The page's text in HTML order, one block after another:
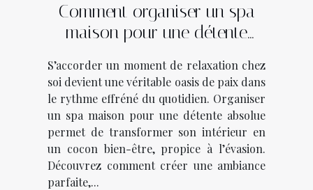
Comment organiser un spa
maison pour une détente
S’accorder un moment de relaxation chez
soi devient une véritable oasis de paix dans
le rythme effréné du quotidien. Organiser
un spa maison pour une détente absolue
permet de transformer son intérieur en
un cocon bien-être, propice à l’évasion.
Découvrez comment créer une ambiance
parfaite,...